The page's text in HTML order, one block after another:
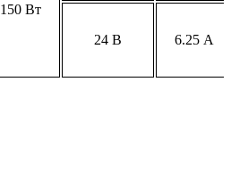
150 Вт
24 В 6.25 А